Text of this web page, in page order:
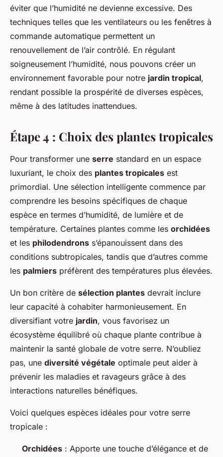
éviter que l’humidité ne devienne excessive. Des
techniques telles que les ventilateurs ou les fenêtres à
commande automatique permettent un
renouvellement de l’air contrôlé. En régulant
soigneusement l’humidité, nous pouvons créer un
environnement favorable pour notre jardin tropical,
rendant possible la prospérité de diverses espèces,
même à des latitudes inattendues.
Étape 4 : Choix des plantes tropicales
Pour transformer une serre standard en un espace
luxuriant, le choix des plantes tropicales est
primordial. Une sélection intelligente commence par
comprendre les besoins spécifiques de chaque
espèce en termes d’humidité, de lumière et de
température. Certaines plantes comme les orchidées
et les philodendrons s’épanouissent dans des
conditions subtropicales, tandis que d’autres comme
les palmiers préfèrent des températures plus élevées.
Un bon critère de sélection plantes devrait inclure
leur capacité à cohabiter harmonieusement. En
diversifiant votre jardin, vous favorisez un
écosystème équilibré où chaque plante contribue à
maintenir la santé globale de votre serre. N’oubliez
pas, une diversité végétale optimale peut aider à
prévenir les maladies et ravageurs grâce à des
interactions naturelles bénéfiques.
Voici quelques espèces idéales pour votre serre
tropicale :
Orchidées : Apporte une touche d’élégance et de